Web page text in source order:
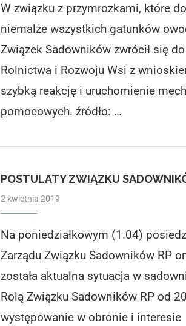
W związku z przymrozkami, które
niemalże wszystkich gatunków
Związek Sadowników zwrócił się
Rolnictwa i Rozwoju Wsi z
szybką reakcję i uruchomienie
pomocowych. źródło: …
POSTULATY ZWIĄZKU
2 kwietnia 2019
Na poniedziałkowym (1.04)
Zarządu Związku Sadowników RP
została aktualna sytuacja w
Rolą Związku Sadowników RP od
występowanie w obronie i interesie